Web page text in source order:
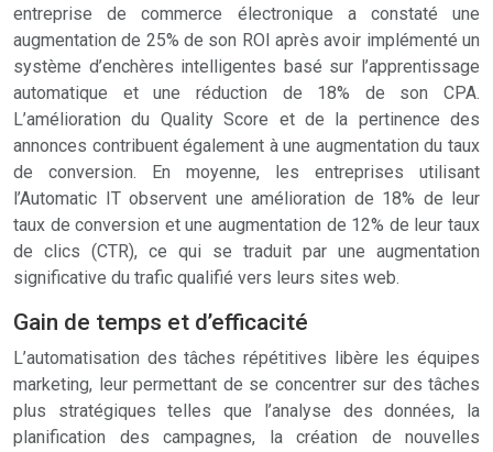
entreprise de commerce électronique a constaté une
augmentation de 25% de son ROI après avoir implémenté un
système d’enchères intelligentes basé sur l’apprentissage
automatique et une réduction de 18% de son CPA.
L’amélioration du Quality Score et de la pertinence des
annonces contribuent également à une augmentation du taux
de conversion. En moyenne, les entreprises utilisant
l’Automatic IT observent une amélioration de 18% de leur
taux de conversion et une augmentation de 12% de leur taux
de clics (CTR), ce qui se traduit par une augmentation
significative du trafic qualifié vers leurs sites web.
Gain de temps et d’efficacité
L’automatisation des tâches répétitives libère les équipes
marketing, leur permettant de se concentrer sur des tâches
plus stratégiques telles que l’analyse des données, la
planification des campagnes, la création de nouvelles